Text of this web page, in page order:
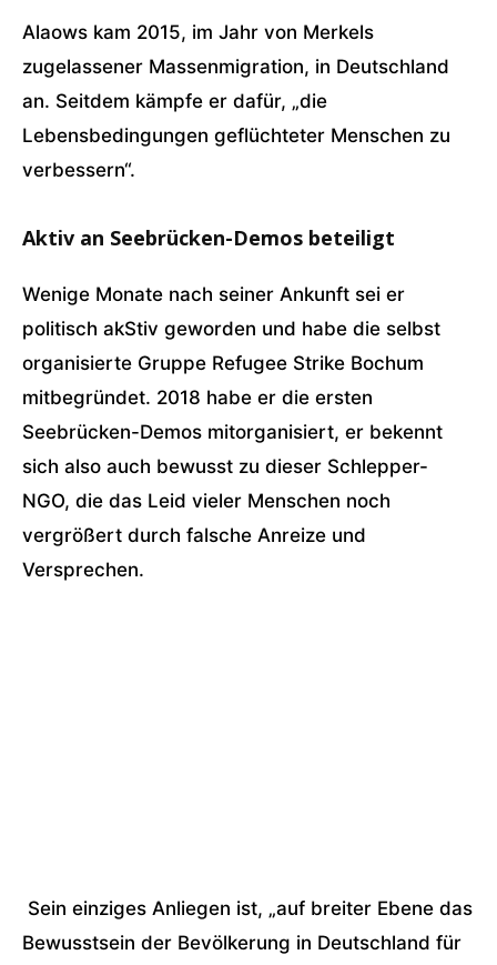
Alaows kam 2015, im Jahr von Merkels
zugelassener Massenmigration, in Deutschland
an. Seitdem kämpfe er dafür, „die
Lebensbedingungen geflüchteter Menschen zu
verbessern“.
Aktiv an Seebrücken-Demos beteiligt
Wenige Monate nach seiner Ankunft sei er
politisch akStiv geworden und habe die selbst
organisierte Gruppe Refugee Strike Bochum
mitbegründet. 2018 habe er die ersten
Seebrücken-Demos mitorganisiert, er bekennt
sich also auch bewusst zu dieser Schlepper-
NGO, die das Leid vieler Menschen noch
vergrößert durch falsche Anreize und
Versprechen.
Sein einziges Anliegen ist, „auf breiter Ebene das
Bewusstsein der Bevölkerung in Deutschland für